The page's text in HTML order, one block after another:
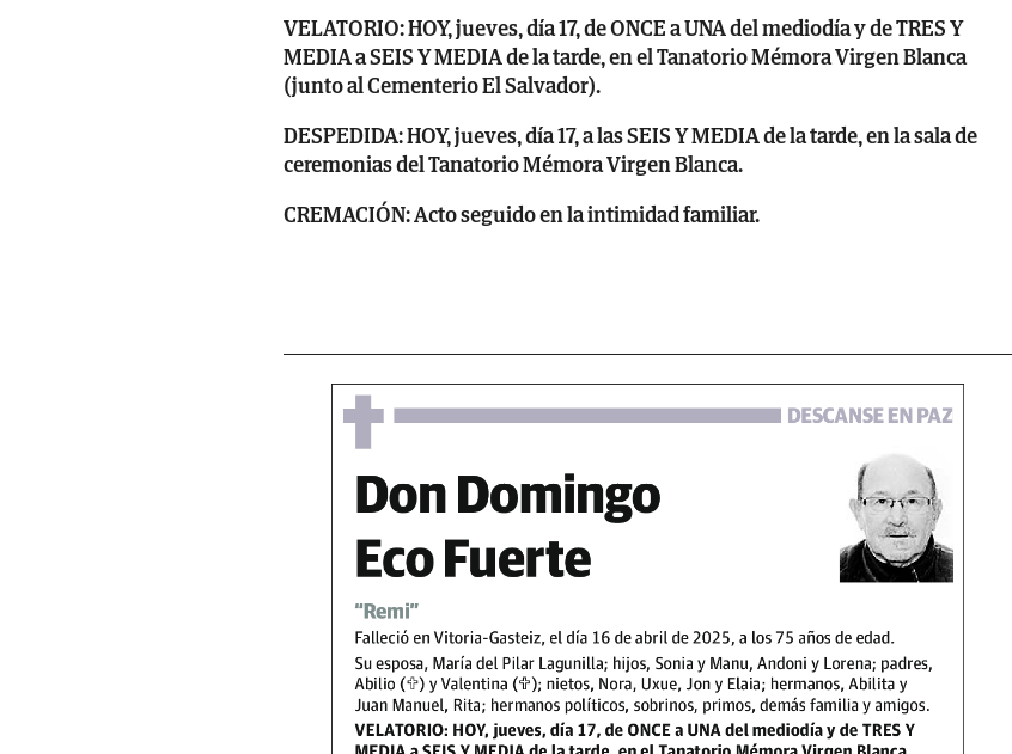
VELATORIO: HOY, jueves, día 17, de ONCE a UNA del mediodía y de TRES Y
MEDIA a SEIS Y MEDIA de la tarde, en el Tanatorio Mémora Virgen Blanca
(junto al Cementerio El Salvador).
DESPEDIDA: HOY, jueves, día 17, a las SEIS Y MEDIA de la tarde, en la sala de
ceremonias del Tanatorio Mémora Virgen Blanca.
CREMACIÓN: Acto seguido en la intimidad familiar.